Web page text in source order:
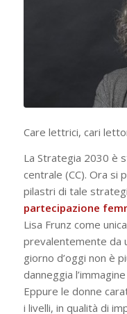
Care lettrici, cari
La Strategia 2030 è
centrale (CC). Ora si
pilastri di tale
partecipazione
Lisa Frunz come
prevalentemente da
giorno d’oggi non è
danneggia
Eppure le donne
i livelli, in qualità di